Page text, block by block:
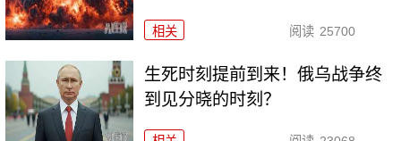
相关 阅读 25700
生死时刻提前到来！俄乌战争终
到见分晓的时刻？